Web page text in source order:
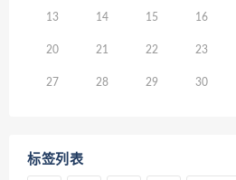
13 14 15 16
20 21 22 23
27 28 29 30
标签列表